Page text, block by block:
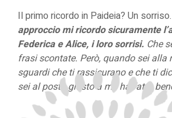
Il primo ricordo in Paideia? Un sorriso.
approccio mi ricordo sicuramente
Federica e Alice, i loro sorrisi. Che
frasi scontate. Però, quando sei alla
sguardi che ti rassicurano e che ti
sei al posto giusto a me ha fatto